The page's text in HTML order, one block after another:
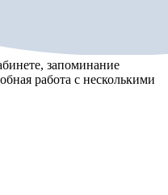
запоминание
работа с несколькими